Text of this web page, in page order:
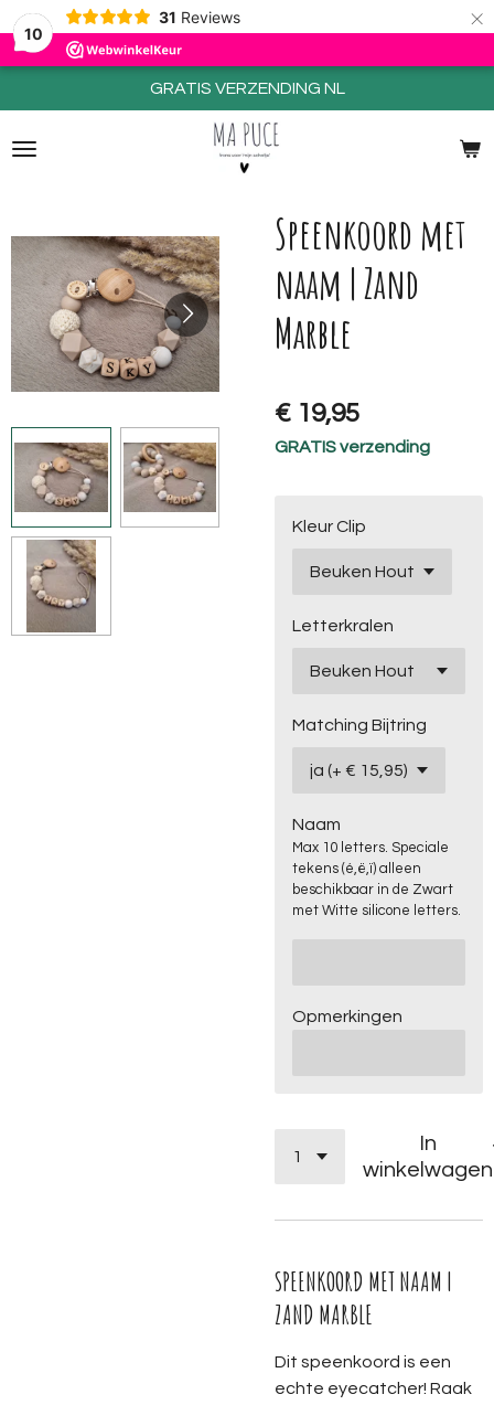
10
31 Reviews ×
GRATIS VERZENDING NL
Speenkoord met
naam | Zand
Marble
€ 19,95
GRATIS verzending
Kleur Clip
Letterkralen
Matching Bijtring
Naam
Max 10 letters. Speciale
tekens (é,ë,ï) alleen
beschikbaar in de Zwart
met Witte silicone letters.
Opmerkingen
In
winkelwagen
SPEENKOORD MET NAAM |
ZAND MARBLE
Dit speenkoord is een
echte eyecatcher! Raak